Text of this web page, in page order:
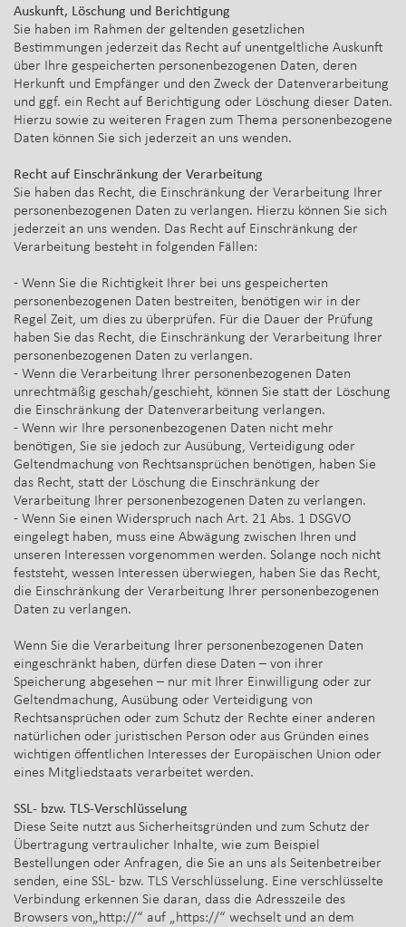
Auskunft, Löschung und Berichtigung
Sie haben im Rahmen der geltenden gesetzlichen
Bestimmungen jederzeit das Recht auf unentgeltliche Auskunft
über Ihre gespeicherten personenbezogenen Daten, deren
Herkunft und Empfänger und den Zweck der Datenverarbeitung
und ggf. ein Recht auf Berichtigung oder Löschung dieser Daten.
Hierzu sowie zu weiteren Fragen zum Thema personenbezogene
Daten können Sie sich jederzeit an uns wenden.
Recht auf Einschränkung der Verarbeitung
Sie haben das Recht, die Einschränkung der Verarbeitung Ihrer
personenbezogenen Daten zu verlangen. Hierzu können Sie sich
jederzeit an uns wenden. Das Recht auf Einschränkung der
Verarbeitung besteht in folgenden Fällen:
- Wenn Sie die Richtigkeit Ihrer bei uns gespeicherten
personenbezogenen Daten bestreiten, benötigen wir in der
Regel Zeit, um dies zu überprüfen. Für die Dauer der Prüfung
haben Sie das Recht, die Einschränkung der Verarbeitung Ihrer
personenbezogenen Daten zu verlangen.
- Wenn die Verarbeitung Ihrer personenbezogenen Daten
unrechtmäßig geschah/geschieht, können Sie statt der Löschung
die Einschränkung der Datenverarbeitung verlangen.
- Wenn wir Ihre personenbezogenen Daten nicht mehr
benötigen, Sie sie jedoch zur Ausübung, Verteidigung oder
Geltendmachung von Rechtsansprüchen benötigen, haben Sie
das Recht, statt der Löschung die Einschränkung der
Verarbeitung Ihrer personenbezogenen Daten zu verlangen.
- Wenn Sie einen Widerspruch nach Art. 21 Abs. 1 DSGVO
eingelegt haben, muss eine Abwägung zwischen Ihren und
unseren Interessen vorgenommen werden. Solange noch nicht
feststeht, wessen Interessen überwiegen, haben Sie das Recht,
die Einschränkung der Verarbeitung Ihrer personenbezogenen
Daten zu verlangen.
Wenn Sie die Verarbeitung Ihrer personenbezogenen Daten
eingeschränkt haben, dürfen diese Daten – von ihrer
Speicherung abgesehen – nur mit Ihrer Einwilligung oder zur
Geltendmachung, Ausübung oder Verteidigung von
Rechtsansprüchen oder zum Schutz der Rechte einer anderen
natürlichen oder juristischen Person oder aus Gründen eines
wichtigen öffentlichen Interesses der Europäischen Union oder
eines Mitgliedstaats verarbeitet werden.
SSL- bzw. TLS-Verschlüsselung
Diese Seite nutzt aus Sicherheitsgründen und zum Schutz der
Übertragung vertraulicher Inhalte, wie zum Beispiel
Bestellungen oder Anfragen, die Sie an uns als Seitenbetreiber
senden, eine SSL- bzw. TLS Verschlüsselung. Eine verschlüsselte
Verbindung erkennen Sie daran, dass die Adresszeile des
Browsers von„http://“ auf „https://“ wechselt und an dem